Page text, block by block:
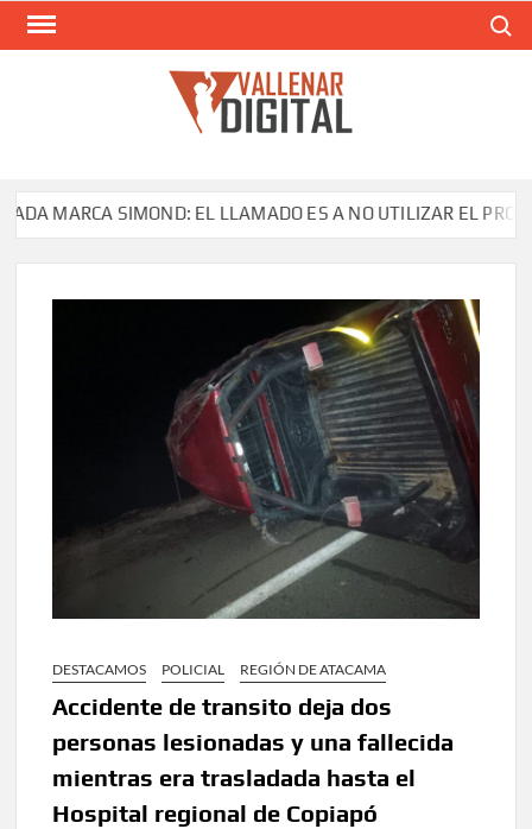
Saltar
SIMOND: EL LLAMADO ES A NO UTILIZAR EL PRODUCTO
DESTACAMOS POLICIAL REGIÓN DE ATACAMA
Accidente de transito deja dos
personas lesionadas y una fallecida
mientras era trasladada hasta el
Hospital regional de Copiapó